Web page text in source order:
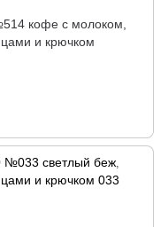
кофе с молоком,
и крючком